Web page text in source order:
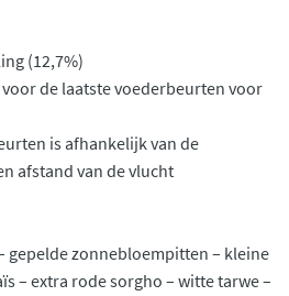
(12,7%)
de laatste voederbeurten voor
is afhankelijk van de
afstand van de vlucht
gepelde zonnebloempitten – kleine
– extra rode sorgho – witte tarwe –